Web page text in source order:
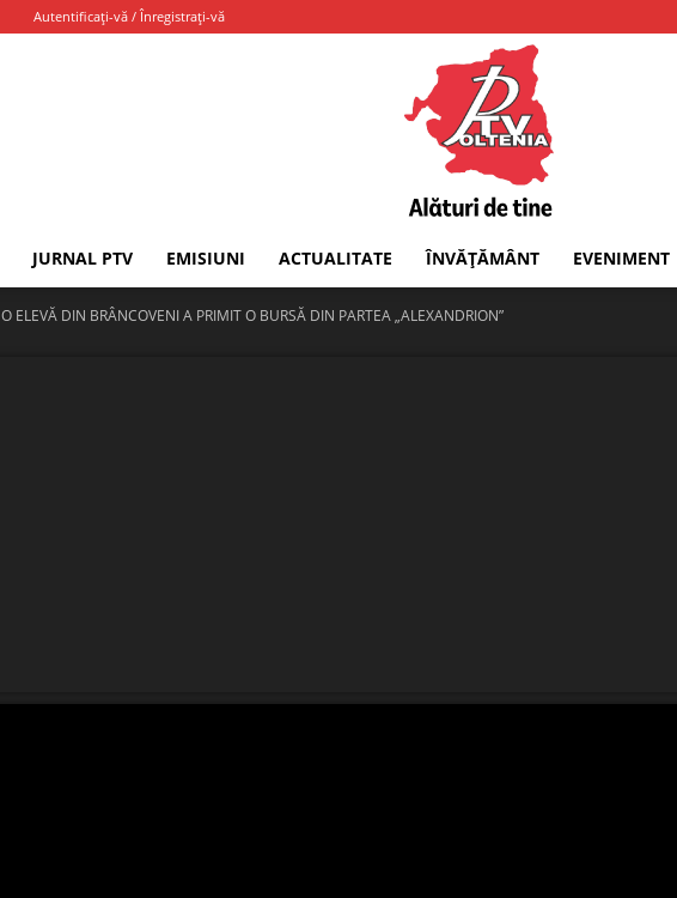
Autentificați-vă / Înregistrați-vă
PTV
JURNAL PTV EMISIUNI ACTUALITATE ÎNVĂȚĂMÂNT EVENIMENT
O ELEVĂ DIN BRÂNCOVENI A PRIMIT O BURSĂ DIN PARTEA „ALEXANDRION”